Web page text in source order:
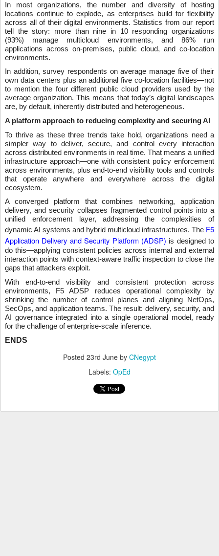
In most organizations, the number and diversity of hosting
locations continue to explode, as enterprises build for flexibility
across all of their digital environments. Statistics from our report
tell the story: more than nine in 10 responding organizations
(93%) manage multicloud environments, and 86% run
applications across on-premises, public cloud, and co-location
environments.
In addition, survey respondents on average manage five of their
own data centers plus an additional five co-location facilities—not
to mention the four different public cloud providers used by the
average organization. This means that today’s digital landscapes
are, by default, inherently distributed and heterogeneous.
A platform approach to reducing complexity and securing AI
To thrive as these three trends take hold, organizations need a
simpler way to deliver, secure, and control every interaction
across distributed environments in real time. That means a unified
infrastructure approach—one with consistent policy enforcement
across environments, plus end-to-end visibility tools and controls
that operate anywhere and everywhere across the digital
ecosystem.
A converged platform that combines networking, application
delivery, and security collapses fragmented control points into a
unified enforcement layer, addressing the complexities of
dynamic AI systems and hybrid multicloud infrastructures. The F5
Application Delivery and Security Platform (ADSP) is designed to
do this—applying consistent policies across internal and external
interaction points with context-aware traffic inspection to close the
gaps that attackers exploit.
With end-to-end visibility and consistent protection across
environments, F5 ADSP reduces operational complexity by
shrinking the number of control planes and aligning NetOps,
SecOps, and application teams. The result: delivery, security, and
AI governance integrated into a single operational model, ready
for the challenge of enterprise-scale inference.
ENDS
Posted 23rd June by CNegypt
Labels: OpEd